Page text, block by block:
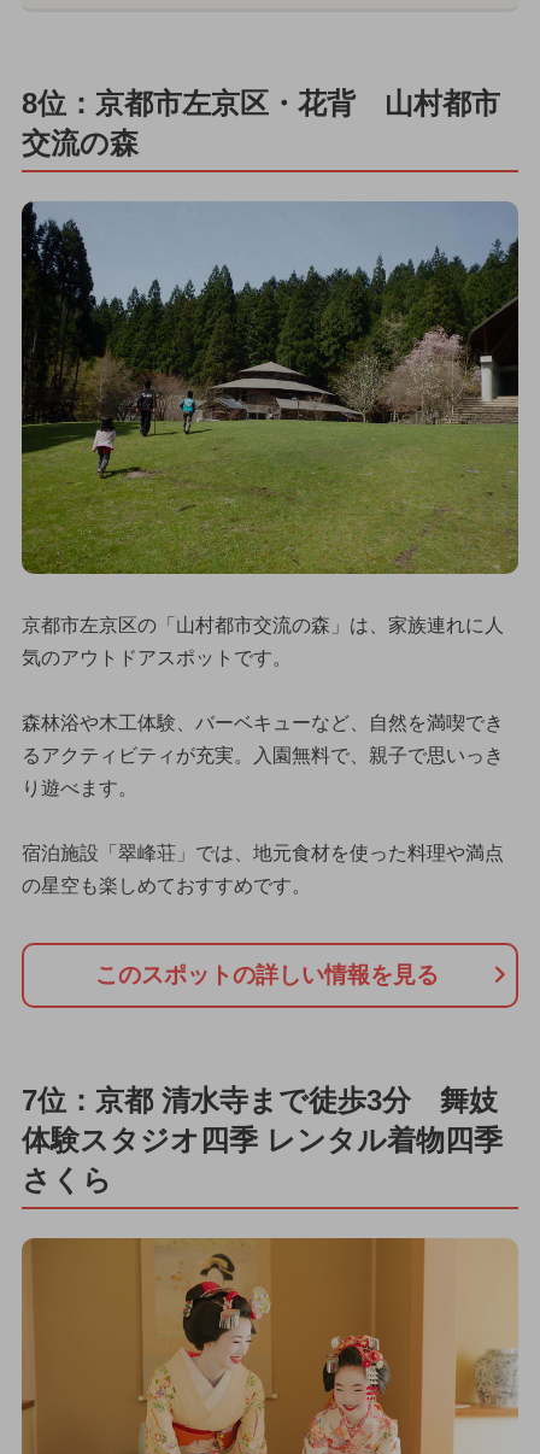
8位：京都市左京区・花背 山村都市
交流の森
京都市左京区の「山村都市交流の森」は、家族連れに人
気のアウトドアスポットです。
森林浴や木工体験、バーベキューなど、自然を満喫でき
るアクティビティが充実。入園無料で、親子で思いっき
り遊べます。
宿泊施設「翠峰荘」では、地元食材を使った料理や満点
の星空も楽しめておすすめです。
このスポットの詳しい情報を見る
7位：京都 清水寺まで徒歩3分 舞妓
体験スタジオ四季 レンタル着物四季
さくら